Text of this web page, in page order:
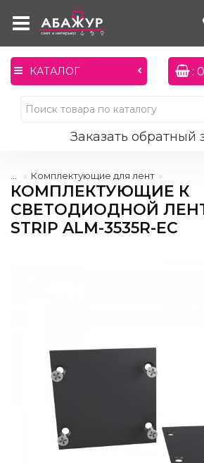
КАТАЛОГ : 0
Заказать обратный
Комплектующие для лент
КОМПЛЕКТУЮЩИЕ К
СВЕТОДИОДНОЙ
STRIP ALM-3535R-EC